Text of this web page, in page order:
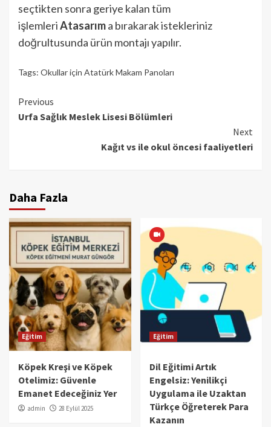
seçtikten sonra geriye kalan tüm
işlemleriAtasarıma bırakarak istekleriniz
doğrultusunda ürün montajı yapılır.
Tags: Okullar için Atatürk Makam Panoları
Continue
Reading
Previous
Urfa Sağlık Meslek Lisesi Bölümleri
Next
Kağıt vs ile okul öncesi faaliyetleri
Daha Fazla
Eğitim
Köpek Kreşi ve Köpek
Otelimiz: Güvenle
Emanet Edeceğiniz Yer
admin 28 Eylül 2025
Eğitim
Dil Eğitimi Artık
Engelsiz: Yenilikçi
Uygulama ile Uzaktan
Türkçe Öğreterek Para
Kazanın